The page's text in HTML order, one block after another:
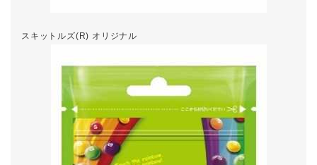
スキットルズ(R) オリジナル